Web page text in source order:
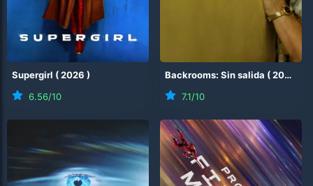
Supergirl (2026 )
6.56/10
Backrooms: Sin salida (2026
7.1/10